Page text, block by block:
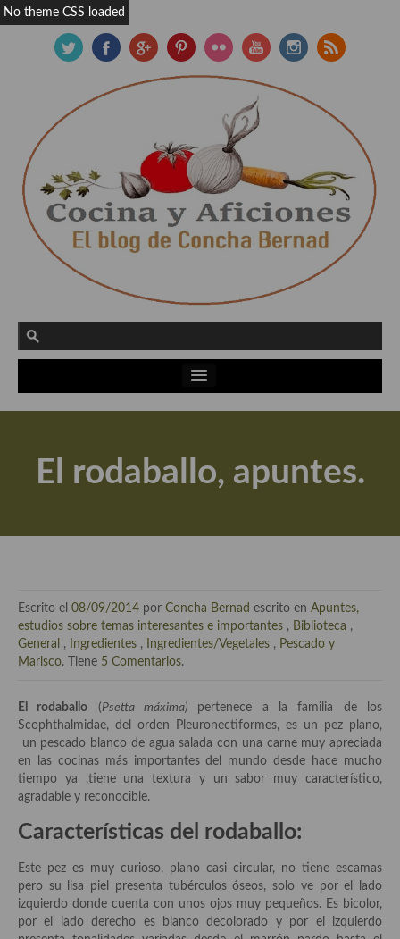
Actualidad y recomendaciones
Apuntes, estudios sobre temas interesantes e importantes
Técnicas de emplatado
El mundo del vino y las bebidas
En la mesa: menaje, vajilla, técnicas de emplatado, decoración
Especias, hierbas, condimentos, espesantes y aditivos
Historia de la gastronomía, platos celebres, cocineros, críticos,
historias culinarias y otras cosas
Protocolo y buenas maneras.
Ocio – restaurantes, bares, tabernas
El rodaballo, apuntes.
Escrito el 08/09/2014 por Concha Bernad escrito en Apuntes,
estudios sobre temas interesantes e importantes , Biblioteca ,
General
, Ingredientes , Ingredientes/Vegetales , Pescado y
Marisco. Tiene 5 Comentarios.
El rodaballo (Psetta máxima)
pertenece a la familia de los
Scophthalmidae, del orden Pleuronectiformes, es un pez plano,
un pescado blanco de agua salada con una carne muy apreciada
en las cocinas más importantes del mundo desde hace mucho
tiempo ya ,tiene una textura y un sabor muy característico,
agradable y reconocible.
Características del rodaballo:
Este pez es muy curioso, plano casi circular, no tiene escamas
pero su lisa piel presenta tubérculos óseos, solo ve por el lado
izquierdo donde cuenta con unos ojos muy pequeños. Es bicolor,
por el lado derecho es blanco decolorado y por el izquierdo
No theme CSS loaded